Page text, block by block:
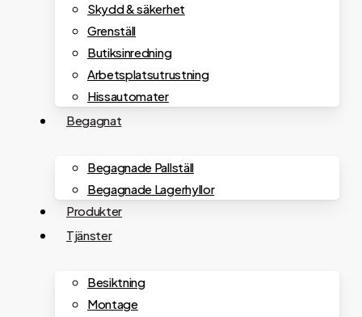
Skydd & säkerhet
Grenställ
Butiksinredning
Arbetsplatsutrustning
Hissautomater
Begagnat
Begagnade Pallställ
Begagnade Lagerhyllor
Produkter
Tjänster
Besiktning
Montage